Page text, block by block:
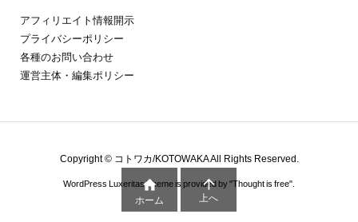
アフィリエイト情報開示
プライバシーポリシー
各種のお問い合わせ
運営主体・編集ポリシー
Copyright © コトワカ/KOTOWAKAAll Rights Reserved.
WordPress Luxeritas Theme is provided by "Thought is free".

ホーム

上へ